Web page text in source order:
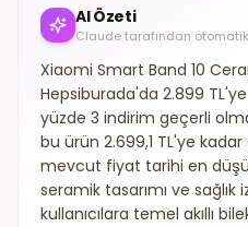
AI Özeti
Claude tarafından
Xiaomi Smart Band 10
Hepsiburada'da 2.899
yüzde 3 indirim geçerli
bu ürün 2.699,1 TL'ye
mevcut fiyat tarihi en düşük
seramik tasarımı ve sağlık
kullanıcılara temel akıllı